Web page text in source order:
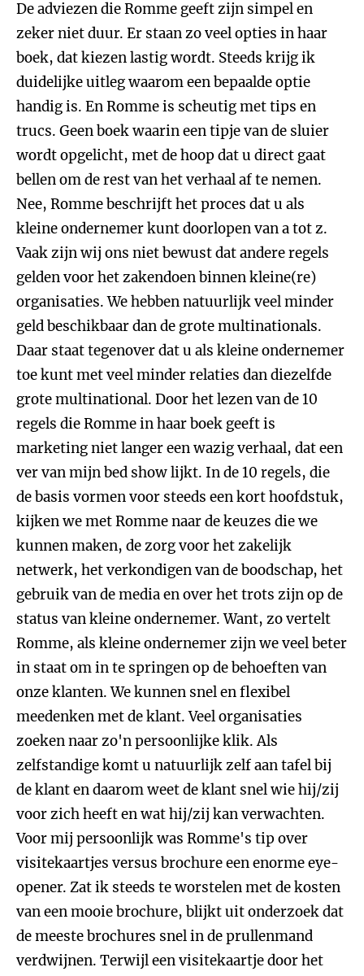
De adviezen die Romme geeft zijn simpel en
zeker niet duur. Er staan zo veel opties in haar
boek, dat kiezen lastig wordt. Steeds krijg ik
duidelijke uitleg waarom een bepaalde optie
handig is. En Romme is scheutig met tips en
trucs. Geen boek waarin een tipje van de sluier
wordt opgelicht, met de hoop dat u direct gaat
bellen om de rest van het verhaal af te nemen.
Nee, Romme beschrijft het proces dat u als
kleine ondernemer kunt doorlopen van a tot z.
Vaak zijn wij ons niet bewust dat andere regels
gelden voor het zakendoen binnen kleine(re)
organisaties. We hebben natuurlijk veel minder
geld beschikbaar dan de grote multinationals.
Daar staat tegenover dat u als kleine ondernemer
toe kunt met veel minder relaties dan diezelfde
grote multinational. Door het lezen van de 10
regels die Romme in haar boek geeft is
marketing niet langer een wazig verhaal, dat een
ver van mijn bed show lijkt. In de 10 regels, die
de basis vormen voor steeds een kort hoofdstuk,
kijken we met Romme naar de keuzes die we
kunnen maken, de zorg voor het zakelijk
netwerk, het verkondigen van de boodschap, het
gebruik van de media en over het trots zijn op de
status van kleine ondernemer. Want, zo vertelt
Romme, als kleine ondernemer zijn we veel beter
in staat om in te springen op de behoeften van
onze klanten. We kunnen snel en flexibel
meedenken met de klant. Veel organisaties
zoeken naar zo'n persoonlijke klik. Als
zelfstandige komt u natuurlijk zelf aan tafel bij
de klant en daarom weet de klant snel wie hij/zij
voor zich heeft en wat hij/zij kan verwachten.
Voor mij persoonlijk was Romme's tip over
visitekaartjes versus brochure een enorme eye-
opener. Zat ik steeds te worstelen met de kosten
van een mooie brochure, blijkt uit onderzoek dat
de meeste brochures snel in de prullenmand
verdwijnen. Terwijl een visitekaartje door het